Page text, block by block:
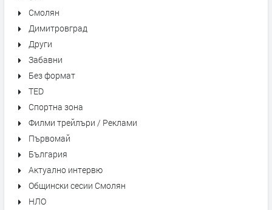
Смолян
Димитровград
Други
Забавни
Без формат
TED
Спортна зона
Филми трейлъри / Реклами
Първомай
България
Актуално интервю
Общински сесии Смолян
НЛО